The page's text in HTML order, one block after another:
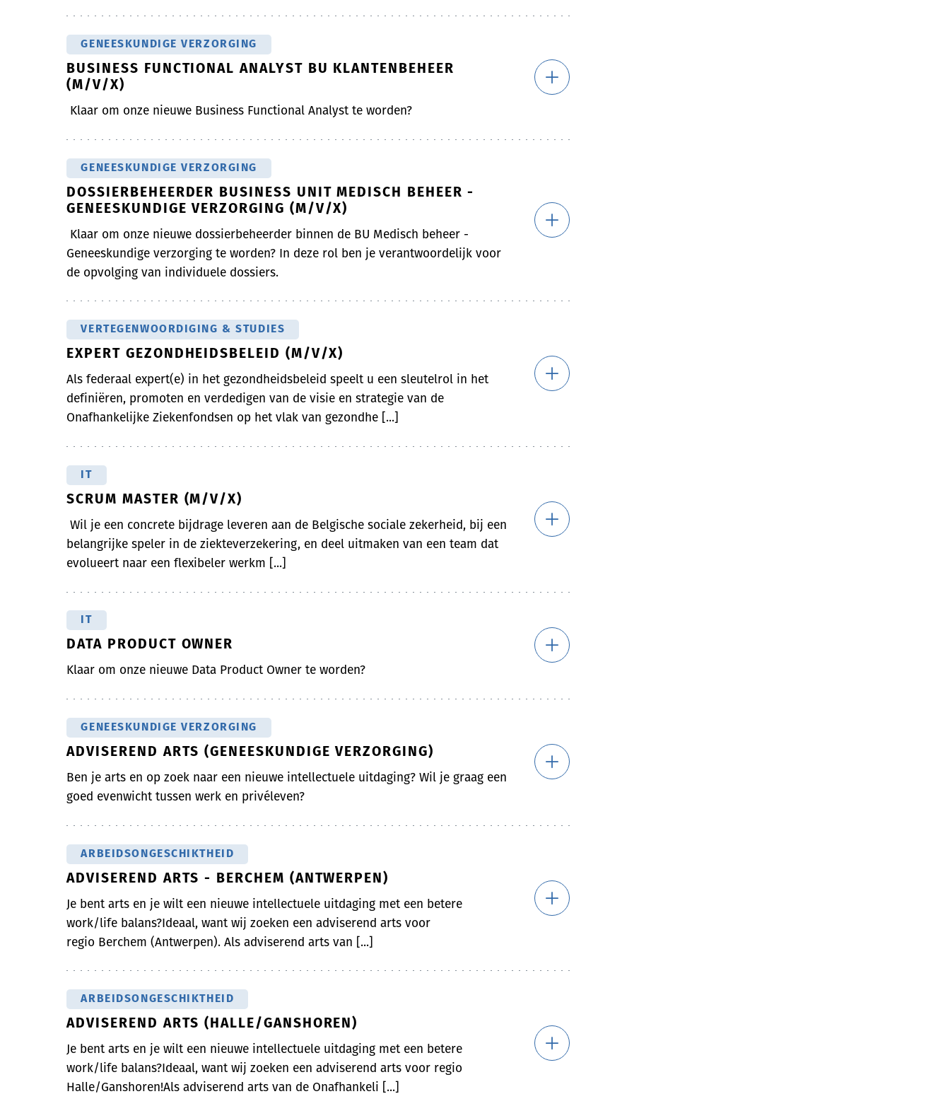
GENEESKUNDIGE VERZORGING
BUSINESS FUNCTIONAL ANALYST BU KLANTENBEHEER
(M/V/X)
Klaar om onze nieuwe Business Functional Analyst te worden?
GENEESKUNDIGE VERZORGING
DOSSIERBEHEERDER BUSINESS UNIT MEDISCH BEHEER -
GENEESKUNDIGE VERZORGING (M/V/X)
Klaar om onze nieuwe dossierbeheerder binnen de BU Medisch beheer -
Geneeskundige verzorging te worden? In deze rol ben je verantwoordelijk voor
de opvolging van individuele dossiers.
VERTEGENWOORDIGING & STUDIES
EXPERT GEZONDHEIDSBELEID (M/V/X)
Als federaal expert(e) in het gezondheidsbeleid speelt u een sleutelrol in het
definiëren, promoten en verdedigen van de visie en strategie van de
Onafhankelijke Ziekenfondsen op het vlak van gezondhe [...]
IT
SCRUM MASTER (M/V/X)
Wil je een concrete bijdrage leveren aan de Belgische sociale zekerheid, bij een
belangrijke speler in de ziekteverzekering, en deel uitmaken van een team dat
evolueert naar een flexibeler werkm [...]
IT
DATA PRODUCT OWNER
Klaar om onze nieuwe Data Product Owner te worden?
GENEESKUNDIGE VERZORGING
ADVISEREND ARTS (GENEESKUNDIGE VERZORGING)
Ben je arts en op zoek naar een nieuwe intellectuele uitdaging? Wil je graag een
goed evenwicht tussen werk en privéleven?
ARBEIDSONGESCHIKTHEID
ADVISEREND ARTS - BERCHEM (ANTWERPEN)
Je bent arts en je wilt een nieuwe intellectuele uitdaging met een betere
work/life balans?Ideaal, want wij zoeken een adviserend arts voor
regio Berchem (Antwerpen). Als adviserend arts van [...]
ARBEIDSONGESCHIKTHEID
ADVISEREND ARTS (HALLE/GANSHOREN)
Je bent arts en je wilt een nieuwe intellectuele uitdaging met een betere
work/life balans?Ideaal, want wij zoeken een adviserend arts voor regio
Halle/Ganshoren!Als adviserend arts van de Onafhankeli [...]